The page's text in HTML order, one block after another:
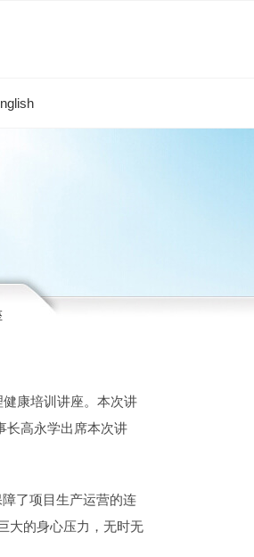
康培训讲座。本次讲
长高永学出席本次讲
了项目生产运营的连
大的身心压力，无时无